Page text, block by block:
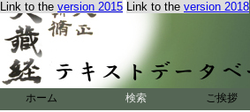
Link to the version 2015 Link to the version 2018
ホーム 検索 ご挨拶